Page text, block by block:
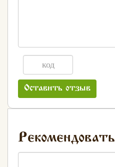
Оставить отзыв
Рекомендовать